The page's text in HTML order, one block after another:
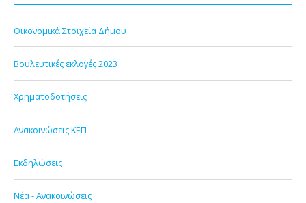
Οικονομικά Στοιχεία Δήμου
Βουλευτικές εκλογές 2023
Χρηματοδοτήσεις
Ανακοινώσεις ΚΕΠ
Εκδηλώσεις
Νέα - Ανακοινώσεις